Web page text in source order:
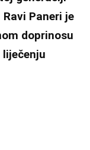
Paneri je
doprinosu
liječenju